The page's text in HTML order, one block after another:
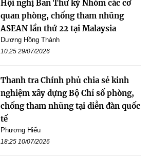
Hội nghị Ban Thư ký Nhóm các cơ
quan phòng, chống tham nhũng
ASEAN lần thứ 22 tại Malaysia
Dương Hồng Thành
10:25 29/07/2026
Thanh tra Chính phủ chia sẻ kinh
nghiệm xây dựng Bộ Chỉ số phòng,
chống tham nhũng tại diễn đàn quốc
tế
Phương Hiếu
18:25 10/07/2026